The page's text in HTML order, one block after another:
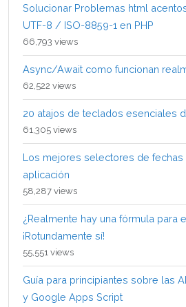
Solucionar Problemas html
UTF-8 / ISO-8859-1 en PHP
66,793 views
Async/Await como funcionan
62,522 views
20 atajos de teclados esenciales
61,305 views
Los mejores selectores de fechas
aplicación
58,287 views
¿Realmente hay una fórmula para
¡Rotundamente sí!
55,551 views
Guía para principiantes sobre las
y Google Apps Script